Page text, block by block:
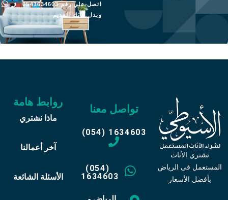
اتصل علي رقم 0541634603
وبدل أثاثك القديم
روابط هامة
ماذا نشتري
آخر أعمالنا
الأسئلة الشائعة
تواصل معنا
(054) 1634603
(054)
1634603
نشتري الأثاث
المستعمل فى الرياض
بأفضل الأسعار